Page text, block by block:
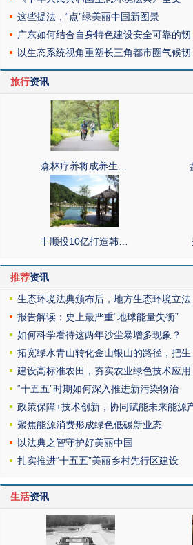
这些提法，“点”绿美丽中国新图景
广东如何结合自身特色建设安全可靠的韧
以生态系统视角重塑长三角都市圈气候韧
旅行资讯
森林疗养将成养生…
丰顺投10亿打造韩…
推荐资讯
生态环境法典颁布后，地方生态环境立法
报告解读：史上最严重“地球能量失衡”
如何科学看待这两年沙尘暴增多现象？
拓宽绿水青山转化金山银山的路径，把生
建设高标准农田，夯实农业绿色技术应用
“十五五”时期如何深入推进新污染物治
政策保障+技术创新，协同赋能未来能源
聚焦能源消费形成绿色低碳新业态
以法典之智守护好美丽中国
扎实推进“十五五”美丽乡村先行区建设
生活资讯